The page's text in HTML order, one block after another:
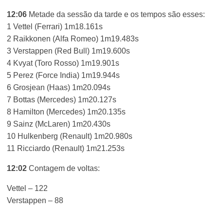
12:06 Metade da sessão da tarde e os tempos são esses:
1 Vettel (Ferrari) 1m18.161s
2 Raikkonen (Alfa Romeo) 1m19.483s
3 Verstappen (Red Bull) 1m19.600s
4 Kvyat (Toro Rosso) 1m19.901s
5 Perez (Force India) 1m19.944s
6 Grosjean (Haas) 1m20.094s
7 Bottas (Mercedes) 1m20.127s
8 Hamilton (Mercedes) 1m20.135s
9 Sainz (McLaren) 1m20.430s
10 Hulkenberg (Renault) 1m20.980s
11 Ricciardo (Renault) 1m21.253s
12:02 Contagem de voltas:
Vettel – 122
Verstappen – 88